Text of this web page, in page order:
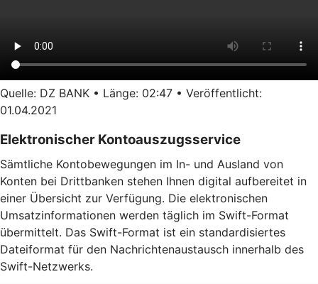
Quelle: DZ BANK • Länge: 02:47 • Veröffentlicht:
01.04.2021
Elektronischer Kontoauszugsservice
Sämtliche Kontobewegungen im In- und Ausland von
Konten bei Drittbanken stehen Ihnen digital aufbereitet in
einer Übersicht zur Verfügung. Die elektronischen
Umsatzinformationen werden täglich im Swift-Format
übermittelt. Das Swift-Format ist ein standardisiertes
Dateiformat für den Nachrichtenaustausch innerhalb des
Swift-Netzwerks.